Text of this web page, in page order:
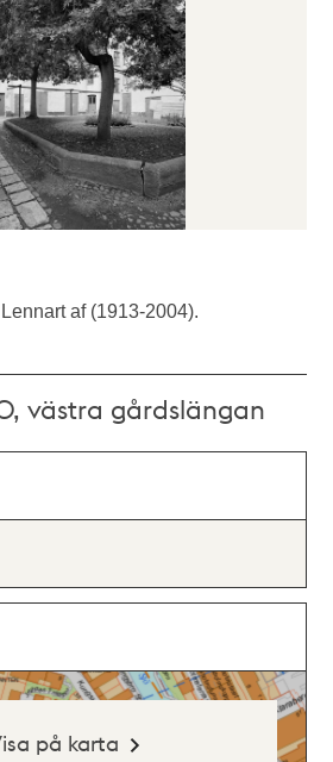
af (1913-2004).
västra gårdslängan
på karta